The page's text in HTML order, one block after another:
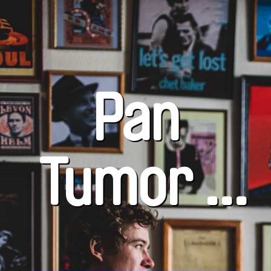
Pan
Tumor -
od jedné